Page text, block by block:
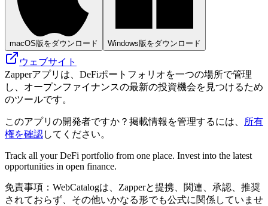
macOS版をダウンロード Windows版をダウンロード
ウェブサイト
Zapperアプリは、DeFiポートフォリオを一つの場所で管理
し、オープンファイナンスの最新の投資機会を見つけるため
のツールです。
このアプリの開発者ですか？掲載情報を管理するには、
所有
権を確認してください。
Track all your DeFi portfolio from one place. Invest into the latest
opportunities in open finance.
免責事項：WebCatalogは、Zapperと提携、関連、承認、推奨
されておらず、その他いかなる形でも公式に関係していませ